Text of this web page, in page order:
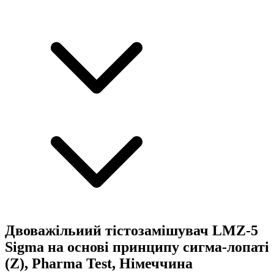
Двоважільиий тістозамішувач LMZ-5
Sigma на основі принципу сигма-лопаті
(Z), Pharma Test, Німеччина